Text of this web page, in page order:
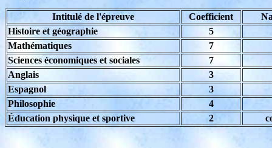
Intitulé de l'épreuve Coefficient
Histoire et géographie
5
Mathématiques
7
Sciences économiques et sociales
7
Anglais
3
Espagnol
3
Philosophie
4
Éducation physique et sportive
2